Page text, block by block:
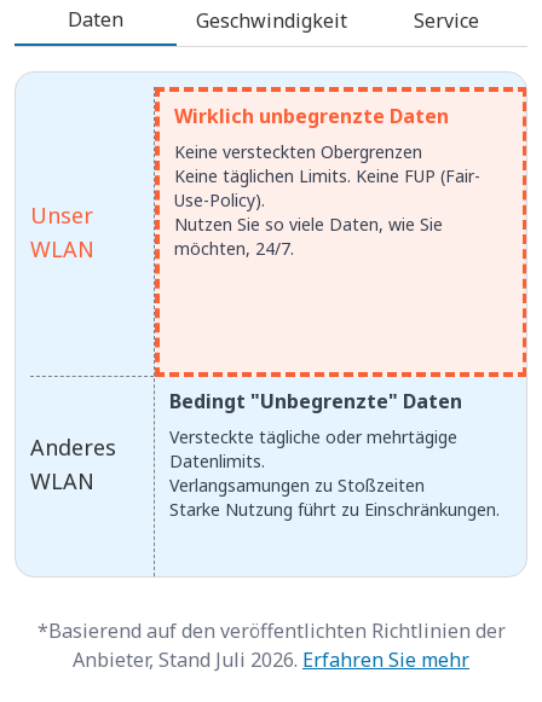
Daten Geschwindigkeit Service
Unser
WLAN
Anderes
WLAN
Wirklich unbegrenzte Daten
Keine versteckten Obergrenzen
Keine täglichen Limits. Keine FUP (Fair-
Use-Policy).
Nutzen Sie so viele Daten, wie Sie
möchten, 24/7.
Bedingt "Unbegrenzte" Daten
Versteckte tägliche oder mehrtägige
Datenlimits.
Verlangsamungen zu Stoßzeiten
Starke Nutzung führt zu Einschränkungen.
*Basierend auf den veröffentlichten Richtlinien der
Anbieter, Stand Juli 2026. Erfahren Sie mehr